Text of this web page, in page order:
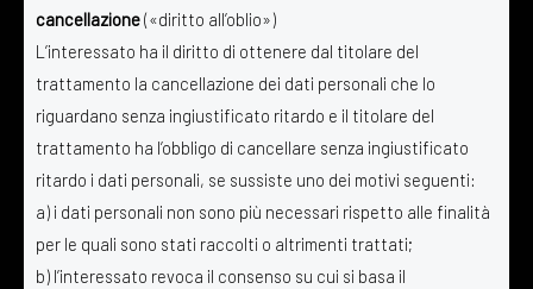
cancellazione(«diritto all’oblio»)
L’interessato ha il diritto di ottenere dal titolare del
trattamento la cancellazione dei dati personali che lo
riguardano senza ingiustificato ritardo e il titolare del
trattamento ha l’obbligo di cancellare senza ingiustificato
ritardo i dati personali, se sussiste uno dei motivi seguenti:
a) i dati personali non sono più necessari rispetto alle finalità
per le quali sono stati raccolti o altrimenti trattati;
b) l’interessato revoca il consenso su cui si basa il